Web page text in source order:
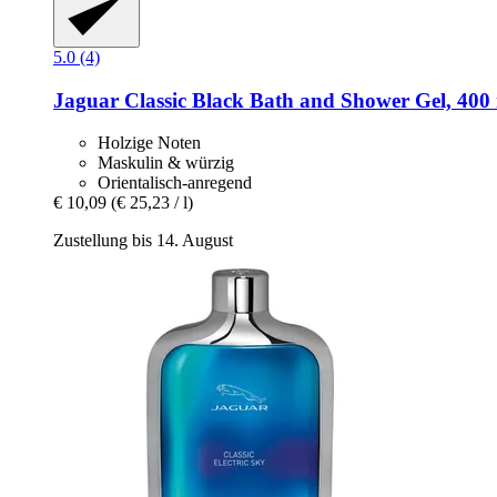
5.0 (4)
Jaguar Classic Black Bath and Shower Gel, 400
Holzige Noten
Maskulin & würzig
Orientalisch-anregend
€ 10,09 (€ 25,23 / l)
Zustellung bis 14. August